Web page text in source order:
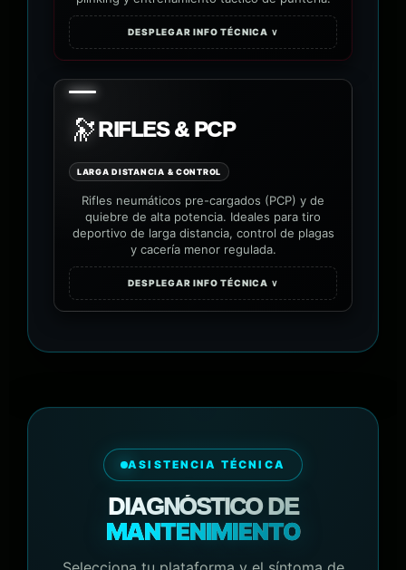
DESPLEGAR INFO TÉCNICA ∨
🔭RIFLES & PCP
LARGA DISTANCIA & CONTROL
Rifles neumáticos pre-cargados (PCP) y de
quiebre de alta potencia. Ideales para tiro
deportivo de larga distancia, control de plagas
y cacería menor regulada.
DESPLEGAR INFO TÉCNICA ∨
ASISTENCIA TÉCNICA
DIAGNÓSTICO DE
MANTENIMIENTO